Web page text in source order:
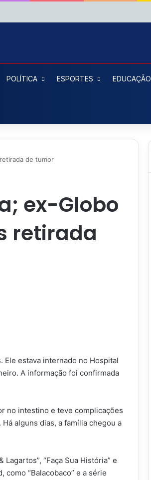
POLÍTICA ESPORTES EDUCAÇÃO
de tumor
ex-Globo
retirada
Ele estava internado no Hospital
A informação foi confirmada
no intestino e teve complicações
alguns dias, a família chegou a
“Faça Sua História” e
como “Balacobaco” e a série